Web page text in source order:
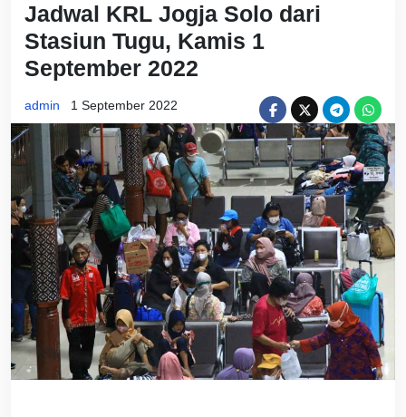
Jadwal KRL Jogja Solo dari
Stasiun Tugu, Kamis 1
September 2022
admin 1 September 2022